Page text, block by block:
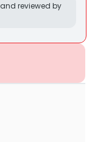
reviewed by